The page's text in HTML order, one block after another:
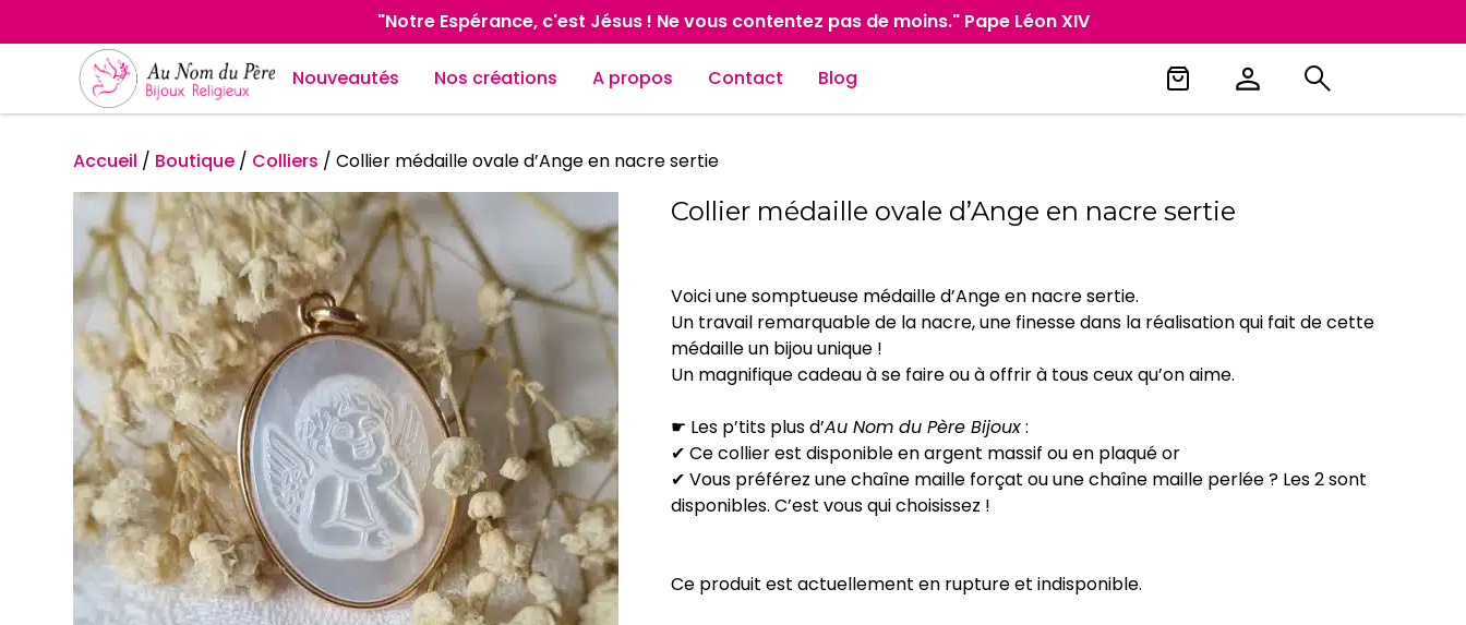
"Notre Espérance, c'est Jésus ! Ne vous contentez pas de moins." Pape Léon XIV
Nouveautés Nos créations A propos Contact Blog
Accueil / Boutique / Colliers /Collier médaille ovale d’Ange en nacre sertie
Collier médaille ovale d’Ange en nacre sertie
Voici une somptueuse médaille d’Ange en nacre sertie.
Un travail remarquable de la nacre, une finesse dans la réalisation qui fait de cette
médaille un bijou unique !
Un magnifique cadeau à se faire ou à offrir à tous ceux qu’on aime.
☛ Les p’tits plus d’Au Nom du Père Bijoux:
✔ Ce collier est disponible en argent massif ou en plaqué or
✔ Vous préférez une chaîne maille forçat ou une chaîne maille perlée ? Les 2 sont
disponibles. C’est vous qui choisissez !
Ce produit est actuellement en rupture et indisponible.